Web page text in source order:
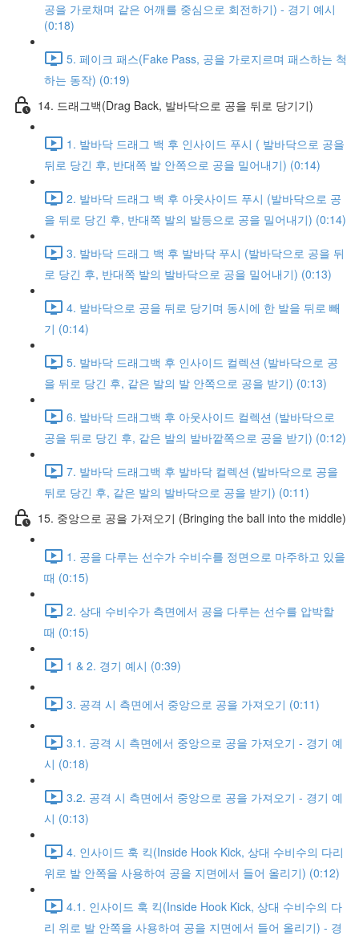
공을 가로채며 같은 어깨를 중심으로 회전하기) - 경기 예시
(0:18)
5. 페이크 패스(Fake Pass, 공을 가로지르며 패스하는 척
하는 동작) (0:19)
14. 드래그백(Drag Back, 발바닥으로 공을 뒤로 당기기)
1. 발바닥 드래그 백 후 인사이드 푸시 ( 발바닥으로 공을
뒤로 당긴 후, 반대쪽 발 안쪽으로 공을 밀어내기) (0:14)
2. 발바닥 드래그 백 후 아웃사이드 푸시 (발바닥으로 공
을 뒤로 당긴 후, 반대쪽 발의 발등으로 공을 밀어내기) (0:14)
3. 발바닥 드래그 백 후 발바닥 푸시 (발바닥으로 공을 뒤
로 당긴 후, 반대쪽 발의 발바닥으로 공을 밀어내기) (0:13)
4. 발바닥으로 공을 뒤로 당기며 동시에 한 발을 뒤로 빼
기 (0:14)
5. 발바닥 드래그백 후 인사이드 컬렉션 (발바닥으로 공
을 뒤로 당긴 후, 같은 발의 발 안쪽으로 공을 받기) (0:13)
6. 발바닥 드래그백 후 아웃사이드 컬렉션 (발바닥으로
공을 뒤로 당긴 후, 같은 발의 발바깥쪽으로 공을 받기) (0:12)
7. 발바닥 드래그백 후 발바닥 컬렉션 (발바닥으로 공을
뒤로 당긴 후, 같은 발의 발바닥으로 공을 받기) (0:11)
15. 중앙으로 공을 가져오기 (Bringing the ball into the middle)
1. 공을 다루는 선수가 수비수를 정면으로 마주하고 있을
때 (0:15)
2. 상대 수비수가 측면에서 공을 다루는 선수를 압박할
때 (0:15)
1 & 2. 경기 예시 (0:39)
3. 공격 시 측면에서 중앙으로 공을 가져오기 (0:11)
3.1. 공격 시 측면에서 중앙으로 공을 가져오기 - 경기 예
시 (0:18)
3.2. 공격 시 측면에서 중앙으로 공을 가져오기 - 경기 예
시 (0:13)
4. 인사이드 훅 킥(Inside Hook Kick, 상대 수비수의 다리
위로 발 안쪽을 사용하여 공을 지면에서 들어 올리기) (0:12)
4.1. 인사이드 훅 킥(Inside Hook Kick, 상대 수비수의 다
리 위로 발 안쪽을 사용하여 공을 지면에서 들어 올리기) - 경